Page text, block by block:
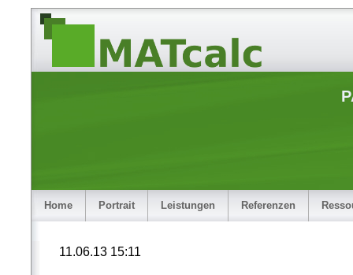
Home Portrait Leistungen Referenzen
11.06.13 15:11